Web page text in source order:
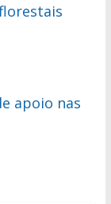
apoio nas